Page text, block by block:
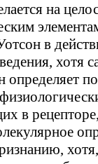
на
в
хотя
в